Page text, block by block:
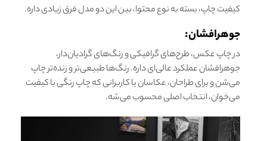
کیفیت چاپ، بسته به نوع محتوا، بین این دو مدل فرق زیادی داره.
جوهرافشان:
در چاپ عکس، طرح‌های گرافیکی و رنگ‌های گرادیان‌دار،
جوهرافشان عملکرد عالی‌ای داره. رنگ‌ها طبیعی‌تر و زنده‌تر چاپ
می‌شن و برای طراحان، عکاسان یا کاربرانی که چاپ رنگی با کیفیت
می‌خوان، انتخاب اصلی محسوب می‌شه.